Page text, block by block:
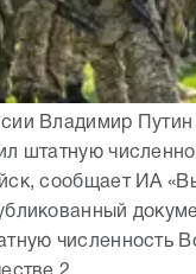
Владимир
штатную
сообщает ИА
численность